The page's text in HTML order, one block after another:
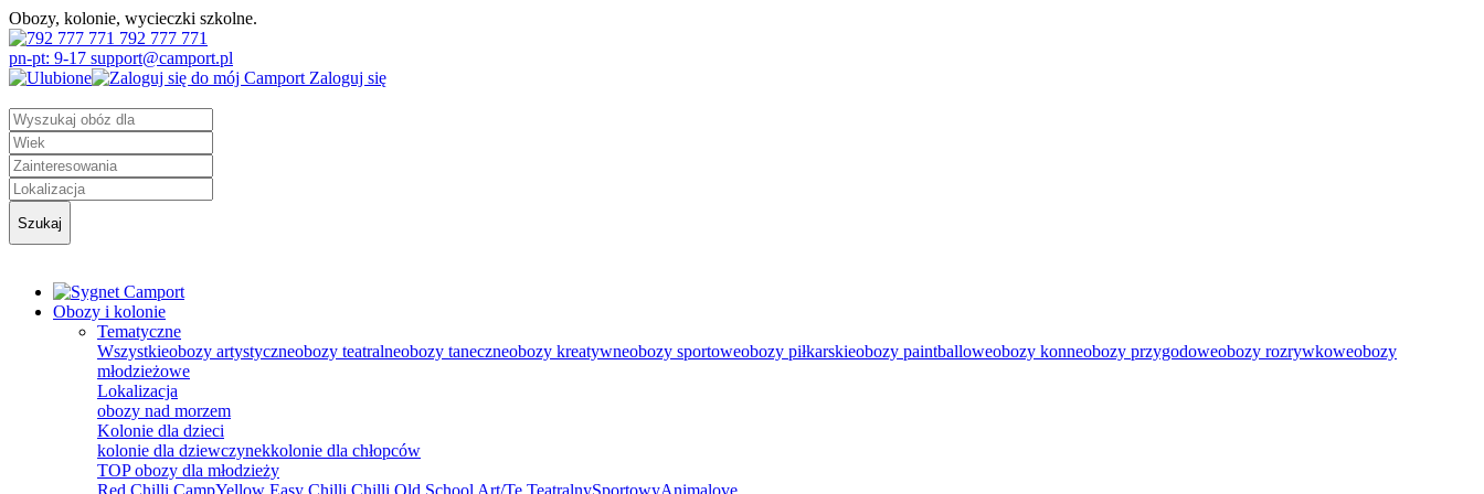
Obozy, kolonie, wycieczki szkolne.
792 777 771
pn-pt: 9-17 support@camport.pl
Zaloguj się
Szukaj
Obozy i kolonie
Tematyczne
Wszystkieobozy artystyczneobozy teatralneobozy taneczneobozy kreatywneobozy sportoweobozy piłkarskieobozy paintballoweobozy konneobozy przygodoweobozy rozrywkoweobozy
młodzieżowe
Lokalizacja
obozy nad morzem
Kolonie dla dzieci
kolonie dla dziewczynekkolonie dla chłopców
TOP obozy dla młodzieży
Red Chilli CampYellow Easy Chilli Chilli Old School Art/Te TeatralnySportowyAnimalove